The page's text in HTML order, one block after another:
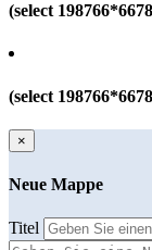
(select
(select
×
Neue Mappe
Titel